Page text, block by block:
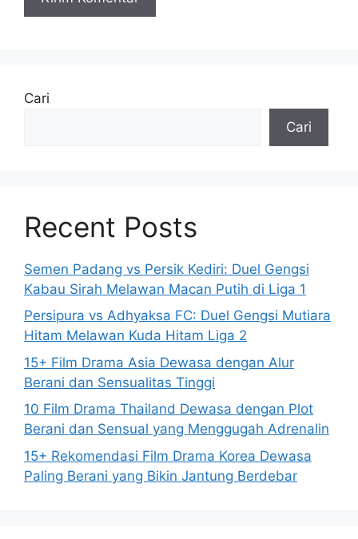
Cari
Cari
Recent Posts
Semen Padang vs Persik Kediri: Duel Gengsi
Kabau Sirah Melawan Macan Putih di Liga 1
Persipura vs Adhyaksa FC: Duel Gengsi Mutiara
Hitam Melawan Kuda Hitam Liga 2
15+ Film Drama Asia Dewasa dengan Alur
Berani dan Sensualitas Tinggi
10 Film Drama Thailand Dewasa dengan Plot
Berani dan Sensual yang Menggugah Adrenalin
15+ Rekomendasi Film Drama Korea Dewasa
Paling Berani yang Bikin Jantung Berdebar